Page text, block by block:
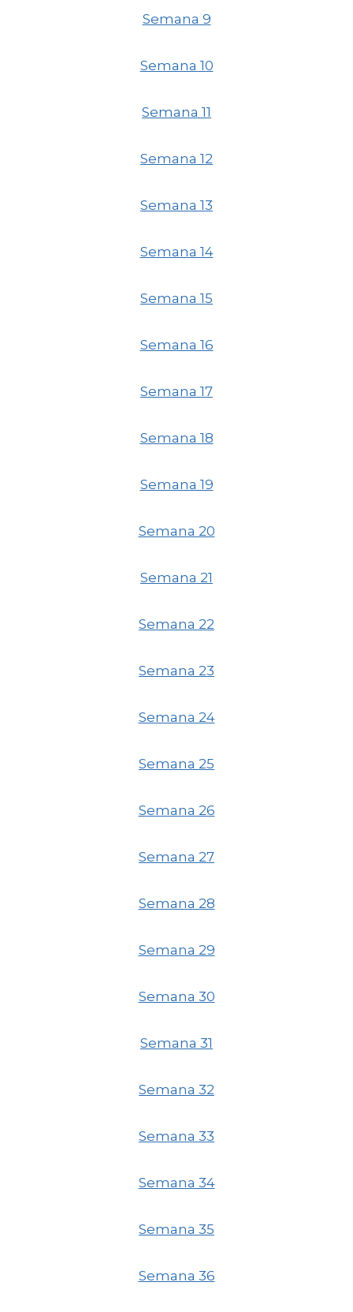
Semana 9
Semana 10
Semana 11
Semana 12
Semana 13
Semana 14
Semana 15
Semana 16
Semana 17
Semana 18
Semana 19
Semana 20
Semana 21
Semana 22
Semana 23
Semana 24
Semana 25
Semana 26
Semana 27
Semana 28
Semana 29
Semana 30
Semana 31
Semana 32
Semana 33
Semana 34
Semana 35
Semana 36